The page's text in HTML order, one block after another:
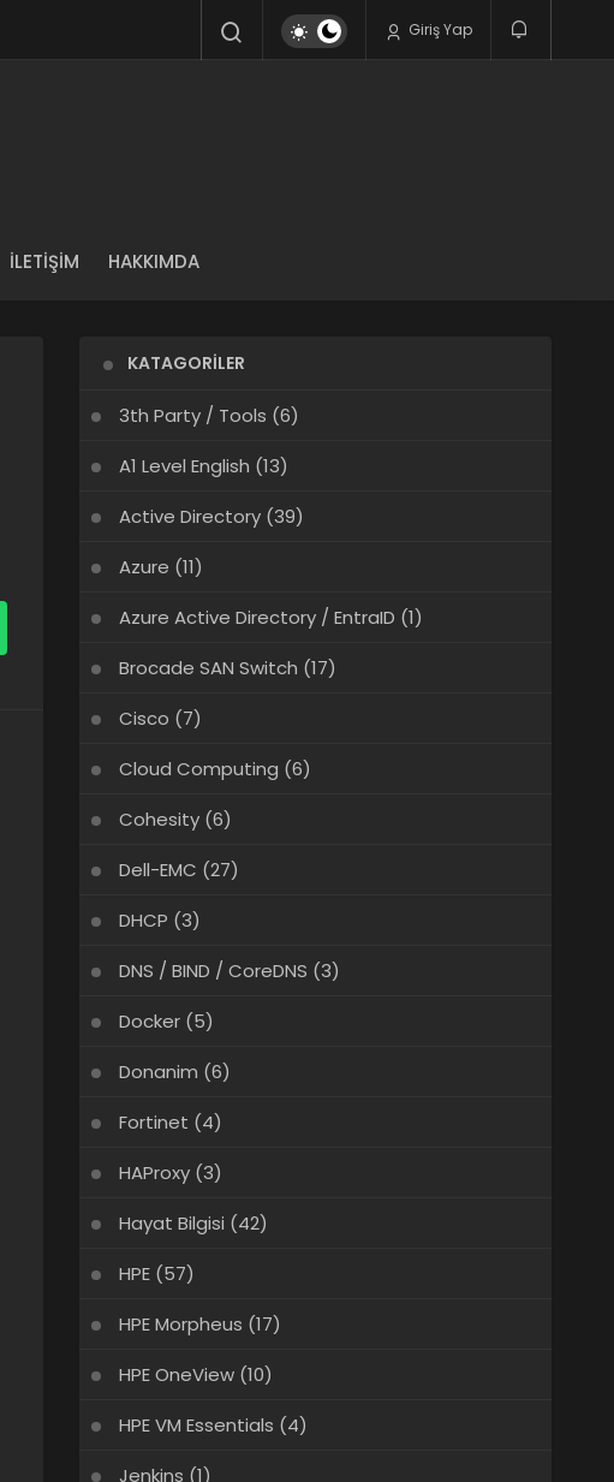
Giriş Yap
İLETIŞIM HAKKIMDA
KATAGORILER
3th Party / Tools (6)
A1 Level English (13)
Active Directory(39)
Azure (11)
Azure Active Directory / EntraID (1)
Brocade SAN Switch (17)
Cisco (7)
Cloud Computing (6)
Cohesity(6)
Dell-EMC (27)
DHCP (3)
DNS / BIND / CoreDNS (3)
Docker(5)
Donanim (6)
Fortinet (4)
HAProxy(3)
Hayat Bilgisi (42)
HPE(57)
HPE Morpheus (17)
HPE OneView(10)
HPE VM Essentials (4)
Jenkins (1)